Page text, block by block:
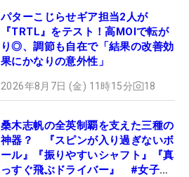
パターこじらせギア担当2人が
『TRTL』をテスト！高MOIで転が
り◎、調節も自在で「結果の改善効
果にかなりの意外性」
2026年8月7日 (金) 11時15分 18
桑木志帆の全英制覇を支えた三種の
神器？ 『スピンが入り過ぎないボ
ール』『振りやすいシャフト』『真
っすぐ飛ぶドライバー』 #女子プ